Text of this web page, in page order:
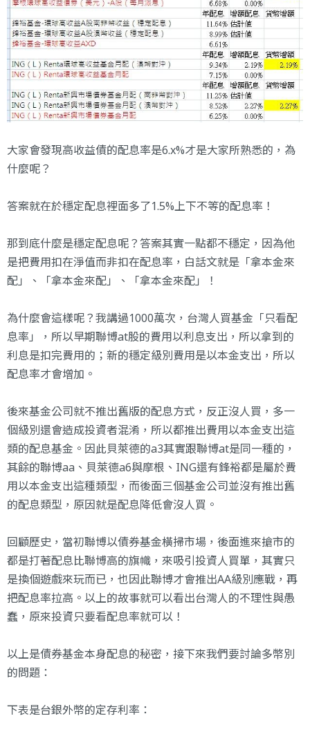
大家會發現高收益債的配息率是6.x%才是大家所熟悉的，為
什麼呢？
答案就在於穩定配息裡面多了1.5%上下不等的配息率！
那到底什麼是穩定配息呢？答案其實一點都不穩定，因為他
是把費用扣在淨值而非扣在配息率，白話文就是「拿本金來
配」、「拿本金來配」、「拿本金來配」！
為什麼會這樣呢？我講過1000萬次，台灣人買基金「只看配
息率」，所以早期聯博at股的費用以利息支出，所以拿到的
利息是扣完費用的；新的穩定級別費用是以本金支出，所以
配息率才會增加。
後來基金公司就不推出舊版的配息方式，反正沒人買，多一
個級別還會造成投資者混淆，所以都推出費用以本金支出這
類的配息基金。因此貝萊德的a3其實跟聯博at是同一種的，
其餘的聯博aa、貝萊德a6與摩根、ING還有鋒裕都是屬於費
用以本金支出這種類型，而後面三個基金公司並沒有推出舊
的配息類型，原因就是配息降低會沒人買。
回顧歷史，當初聯博以債券基金橫掃市場，後面進來搶市的
都是打著配息比聯博高的旗幟，來吸引投資人買單，其實只
是換個遊戲來玩而已，也因此聯博才會推出AA級別應戰，再
把配息率拉高。以上的故事就可以看出台灣人的不理性與愚
蠢，原來投資只要看配息率就可以！
以上是債券基金本身配息的秘密，接下來我們要討論多幣別
的問題：
下表是台銀外幣的定存利率：